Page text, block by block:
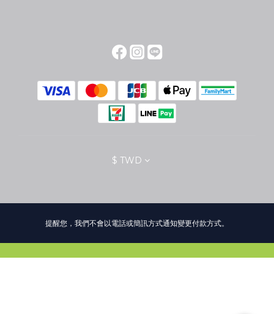
$ TWD
提醒您，我們不會以電話或簡訊方式通知變更付款方式。